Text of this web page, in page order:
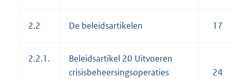
2.2 De beleidsartikelen 17
2.2.1.
Beleidsartikel 20 Uitvoeren
crisisbeheersingsoperaties
24